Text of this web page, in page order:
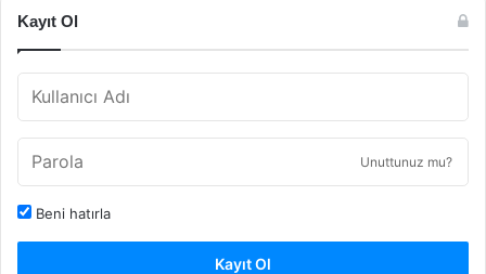
Kayıt Ol
Unuttunuz mu?
Beni hatırla
Kayıt Ol